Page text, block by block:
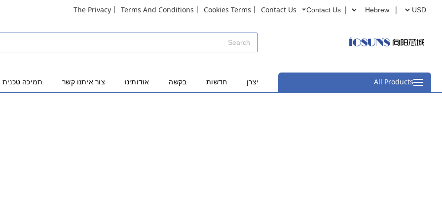
Contact Us
Contact Us
Cookies Terms
Terms And Conditions
The Privacy
All Products יצרן חדשות בקשה אודותינו צור איתנו קשר תמיכה טכנית